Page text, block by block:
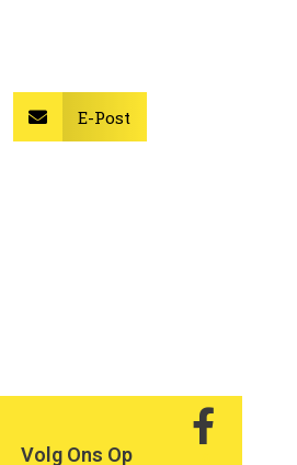
E-Post
Volg Ons Op